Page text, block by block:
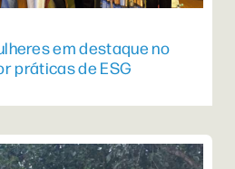
em destaque no
práticas de ESG